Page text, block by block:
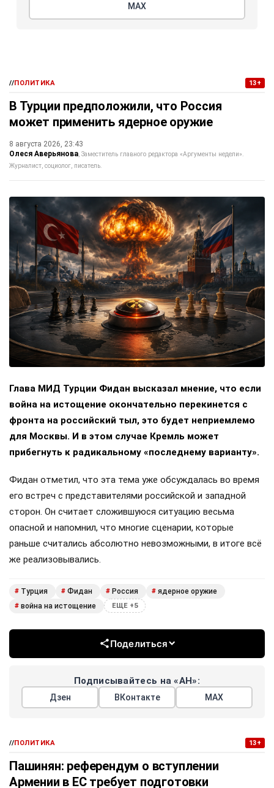
МАХ
//ПОЛИТИКА 13+
В Турции предположили, что Россия
может применить ядерное оружие
8 августа 2026, 23:43
Олеся Аверьянова Заместитель главного редактора «Аргументы недели».
Журналист, социолог, писатель.
Глава МИД Турции Фидан высказал мнение, что если
война на истощение окончательно перекинется с
фронта на российский тыл, это будет неприемлемо
для Москвы. И в этом случае Кремль может
прибегнуть к радикальному «последнему варианту».
Фидан отметил, что эта тема уже обсуждалась во время
его встреч с представителями российской и западной
сторон. Он считает сложившуюся ситуацию весьма
опасной и напомнил, что многие сценарии, которые
раньше считались абсолютно невозможными, в итоге всё
же реализовывались.
# Турция # Фидан # Россия # ядерное оружие
# война на истощение ЕЩЕ +5
Поделиться
Подписывайтесь на «АН»:
Дзен ВКонтакте МАХ
//ПОЛИТИКА 13+
Пашинян: референдум о вступлении
Армении в ЕС требует подготовки